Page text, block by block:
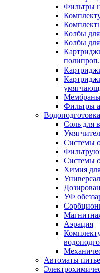
Фильтры
Колбы
Колбы
Фильтры
Водоподготовка
Соль для
Системы
Системы
Химия
УФ
Аэрация
Автоматы